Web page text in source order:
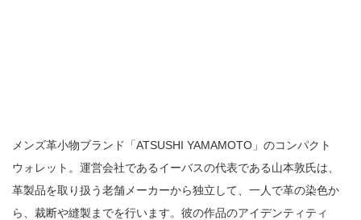
メンズ革小物ブランド「ATSUSHI YAMAMOTO」のコンパクト
ウォレット。運営会社であるイーバスの代表である山本敦氏は、
革製品を取り扱う老舗メーカーから独立して、一人で革の染色か
ら、裁断や縫製までを行います。彼の作品のアイデンティティ